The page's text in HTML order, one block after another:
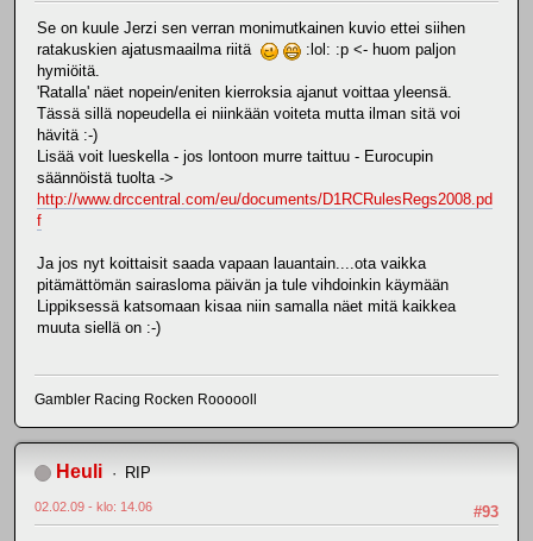
Se on kuule Jerzi sen verran monimutkainen kuvio ettei siihen
ratakuskien ajatusmaailma riitä
:lol: :p <- huom paljon
hymiöitä.
'Ratalla' näet nopein/eniten kierroksia ajanut voittaa yleensä.
Tässä sillä nopeudella ei niinkään voiteta mutta ilman sitä voi
hävitä :-)
Lisää voit lueskella - jos lontoon murre taittuu - Eurocupin
säännöistä tuolta ->
http://www.drccentral.com/eu/documents/D1RCRulesRegs2008.pd
f
Ja jos nyt koittaisit saada vapaan lauantain....ota vaikka
pitämättömän sairasloma päivän ja tule vihdoinkin käymään
Lippiksessä katsomaan kisaa niin samalla näet mitä kaikkea
muuta siellä on :-)
Gambler Racing Rocken Roooooll
Heuli RIP
#93
02.02.09 - klo: 14.06